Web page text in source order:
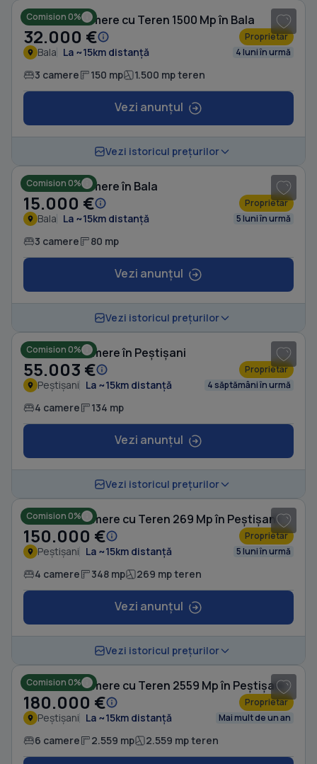
Comision 0%
Casă cu 3 camere cu Teren 1500 Mp în Bala
32.000 € Proprietar
Bala La ~15km distanță 4 luni în urmă
3 camere 150 mp 1.500 mp teren
Vezi anunțul
Vezi istoricul prețurilor
Comision 0%
Casă cu 3 camere în Bala
15.000 € Proprietar
Bala La ~15km distanță 5 luni în urmă
3 camere 80 mp
Vezi anunțul
Vezi istoricul prețurilor
Comision 0%
Casă cu 4 camere în Peștișani
55.003 € Proprietar
Peștișani La ~15km distanță 4 săptămâni în urmă
4 camere 134 mp
Vezi anunțul
Vezi istoricul prețurilor
Comision 0%
Casă cu 4 camere cu Teren 269 Mp în Peștișani
150.000 € Proprietar
Peștișani La ~15km distanță 5 luni în urmă
4 camere 348 mp 269 mp teren
Vezi anunțul
Vezi istoricul prețurilor
Comision 0%
Casă cu 6 camere cu Teren 2559 Mp în Peștișani
180.000 € Proprietar
Peștișani La ~15km distanță Mai mult de un an
6 camere 2.559 mp 2.559 mp teren